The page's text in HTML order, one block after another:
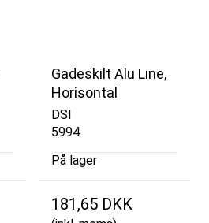
Gadeskilt Alu Line,
Horisontal
DSI
5994
På lager
181,65 DKK